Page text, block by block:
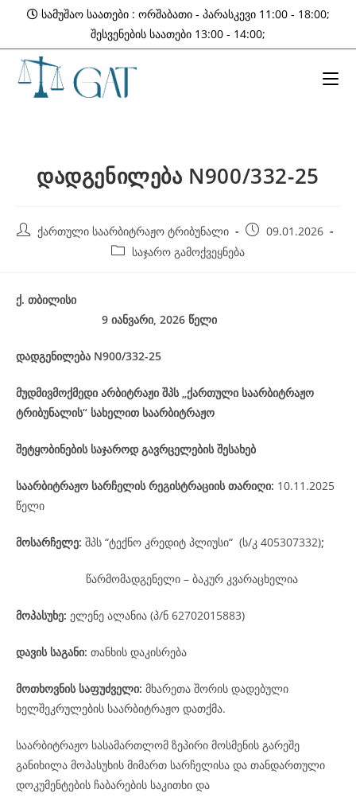
content
სამუშაო საათები : ორშაბათი - პარასკევი 11:00 - 18:00;
შესვენების საათები 13:00 - 14:00;
დადგენილება N900/332-25
Post ქართული საარბიტრაჟო ტრიბუნალი
Post09.01.2026
Post საჯარო გამოქვეყნება
ქ. თბილისი
9 იანვარი, 2026 წელი
დადგენილება N900/332-25
მუდმივმოქმედი არბიტრაჟი შპს „ქართული საარბიტრაჟო
ტრიბუნალის“ სახელით საარბიტრაჟო
შეტყობინების საჯაროდ გავრცელების შესახებ
საარბიტრაჟო სარჩელის რეგისტრაციის თარიღი: 10.11.2025
წელი
მოსარჩელე: შპს “ტექნო კრედიტ პლიუსი“ (ს/კ 405307332);
წარმომადგენელი – ბაკურ კვარაცხელია
მოპასუხე: ელენე ალანია (პ/ნ 62702015883)
დავის საგანი: თანხის დაკისრება
მოთხოვნის საფუძველი: მხარეთა შორის დადებული
ხელშეკრულების საარბიტრაჟო დათქმა.
საარბიტრაჟო სასამართლომ ზეპირი მოსმენის გარეშე
განიხილა მოპასუხის მიმართ სარჩელისა და თანდართული
დოკუმენტების ჩაბარების საკითხი და